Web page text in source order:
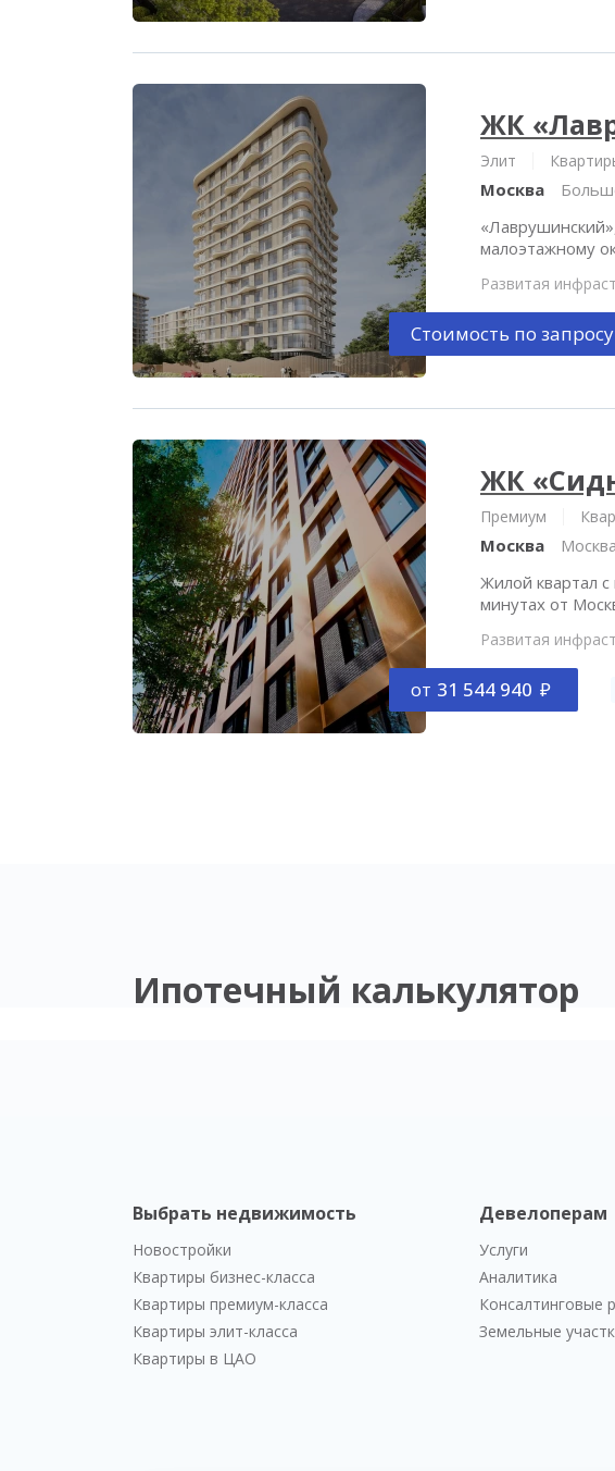
ЖК
Элит
Москва
малоэтажному
Развитая
Стоимость по запросу
ЖК
Премиум
Москва
Жилой квартал с
минутах от
Развитая
от 31 544 940
Ипотечный калькулятор
Выбрать недвижимость
Новостройки
Квартиры бизнес-класса
Квартиры премиум-класса
Квартиры элит-класса
Квартиры в ЦАО
Девелоперам
Услуги
Аналитика
Консалтинговые
Земельные